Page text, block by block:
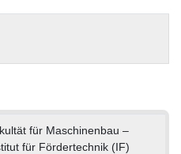
für Maschinenbau –
für Fördertechnik (IF)